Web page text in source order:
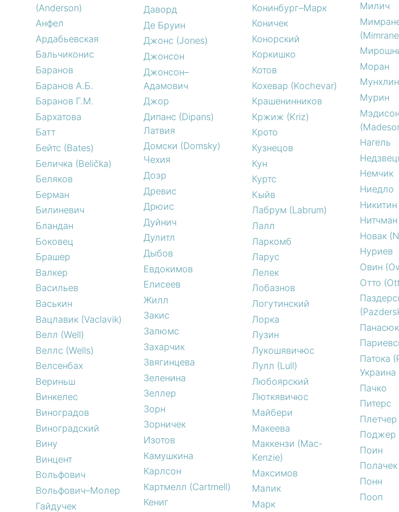
(Anderson)
Анфел
Ардабьевская
Бальчиконис
Баранов
Баранов А.Б.
Баранов Г.М.
Бархатова
Батт
Бейтс (Bates)
Беличка (Belička)
Беляков
Берман
Билиневич
Бландан
Боковец
Брашер
Валкер
Васильев
Васькин
Вацлавик (Vaclavik)
Велл (Well)
Веллс (Wells)
Велсенбах
Вериньш
Винкелес
Виноградов
Виноградский
Вину
Винцент
Вольфович
Вольфович–Молер
Гайдучек
Даворд
Де Бруин
Джонс (Jones)
Джонсон
Джонсон–
Адамович
Джор
Дипанс (Dipans)
Латвия
Домски (Domsky)
Чехия
Доэр
Древис
Дрюис
Дуйнич
Дулитл
Дыбов
Евдокимов
Елисеев
Жилл
Закис
Залюмс
Захарчик
Звягинцева
Зеленина
Зеллер
Зорн
Зорничек
Изотов
Камушкина
Карлсон
Картмелл (Cartmell)
Кениг
Конинбург–Марк
Коничек
Конорский
Коркишко
Котов
Кохевар (Kochevar)
Крашенинников
Кржиж (Kriz)
Крото
Кузнецов
Кун
Куртс
Кыйв
Лабрум (Labrum)
Лалл
Ларкомб
Ларус
Лелек
Лобазнов
Логутинский
Лорка
Лузин
Лукошявичюс
Лулл (Lull)
Любоярский
Люткявичюс
Майбери
Макеева
Маккензи (Mac-
Kenzie)
Максимов
Малик
Марк
Милич
Моран
Мурин
Мэдисон
Нагель
Немчик
Ниедло
Никитин
Нитчман
Новак
Нуриев
Овин
Отто
Панасюк
Патока
Украина
Пачко
Питерс
Поджер
Поин
Полачек
Понн
Пооп